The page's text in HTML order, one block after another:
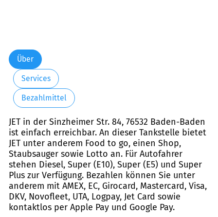
Über
Services
Bezahlmittel
JET in der Sinzheimer Str. 84, 76532 Baden-Baden
ist einfach erreichbar. An dieser Tankstelle bietet
JET unter anderem Food to go, einen Shop,
Staubsauger sowie Lotto an. Für Autofahrer
stehen Diesel, Super (E10), Super (E5) und Super
Plus zur Verfügung. Bezahlen können Sie unter
anderem mit AMEX, EC, Girocard, Mastercard, Visa,
DKV, Novofleet, UTA, Logpay, Jet Card sowie
kontaktlos per Apple Pay und Google Pay.